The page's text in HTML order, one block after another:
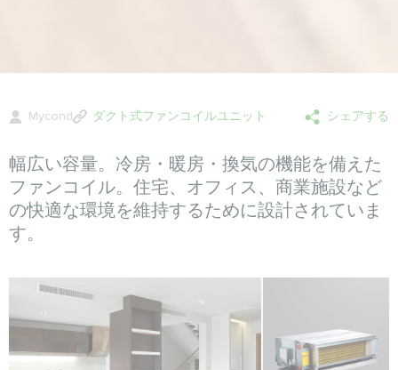
Mycond ダクト式ファンコイルユニット シェアする
幅広い容量。冷房・暖房・換気の機能を備えた
ファンコイル。住宅、オフィス、商業施設など
の快適な環境を維持するために設計されていま
す。